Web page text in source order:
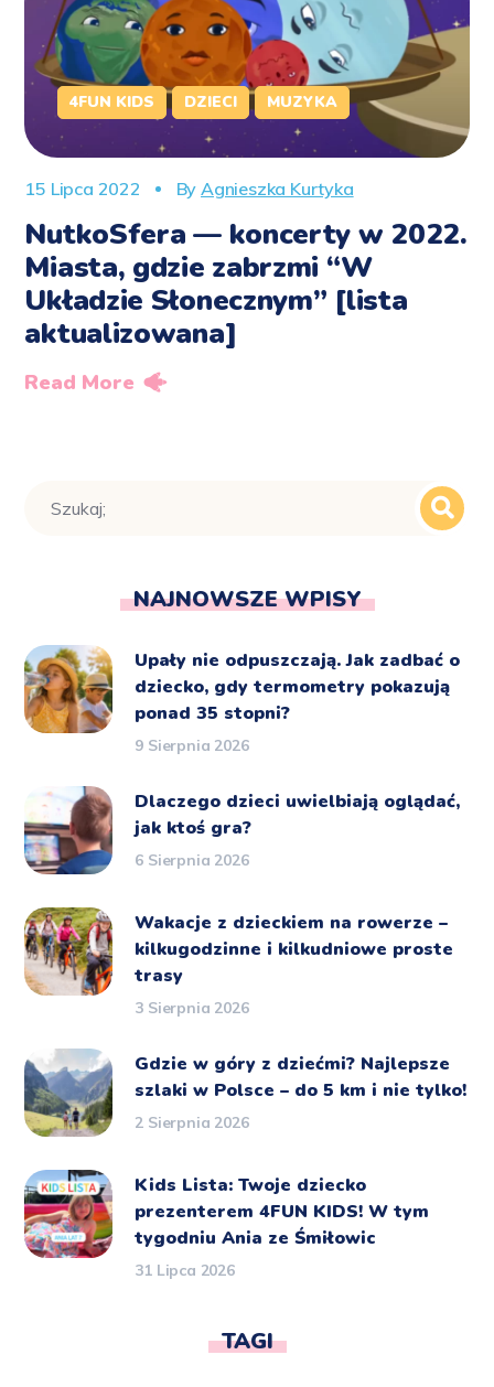
4FUN KIDS DZIECI MUZYKA
15 Lipca 2022 ByAgnieszka Kurtyka
NutkoSfera — koncerty w 2022.
Miasta, gdzie zabrzmi “W
Układzie Słonecznym” [lista
aktualizowana]
Read More
NAJNOWSZE WPISY
Upały nie odpuszczają. Jak zadbać o
dziecko, gdy termometry pokazują
ponad 35 stopni?
9 Sierpnia 2026
Dlaczego dzieci uwielbiają oglądać,
jak ktoś gra?
6 Sierpnia 2026
Wakacje z dzieckiem na rowerze –
kilkugodzinne i kilkudniowe proste
trasy
3 Sierpnia 2026
Gdzie w góry z dziećmi? Najlepsze
szlaki w Polsce – do 5 km i nie tylko!
2 Sierpnia 2026
Kids Lista: Twoje dziecko
prezenterem 4FUN KIDS! W tym
tygodniu Ania ze Śmiłowic
31 Lipca 2026
TAGI